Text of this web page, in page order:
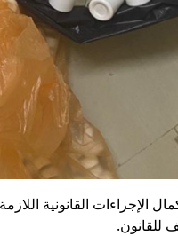
الإجراءات القانونية
للقانون.